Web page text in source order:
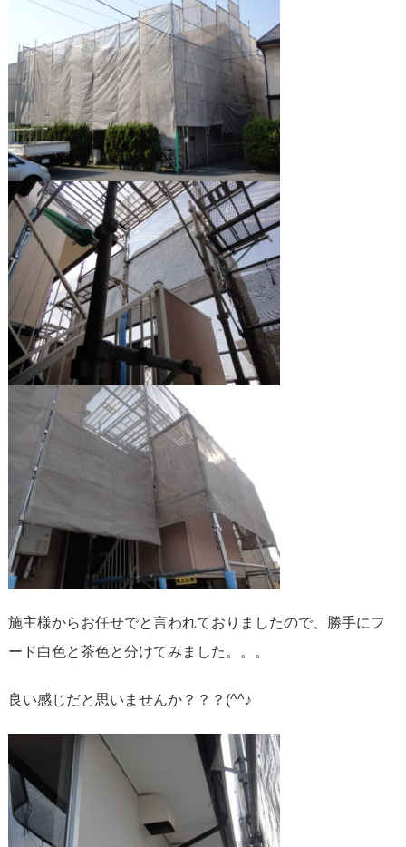
施主様からお任せでと言われておりましたので、勝手にフ
ード白色と茶色と分けてみました。。。
良い感じだと思いませんか？？？(^^♪